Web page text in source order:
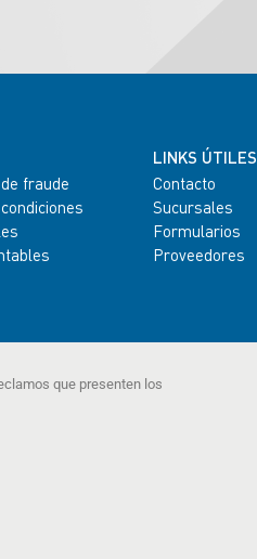
fraude
LINKS ÚTILES
Contacto
Sucursales
Formularios
Proveedores
que presenten los